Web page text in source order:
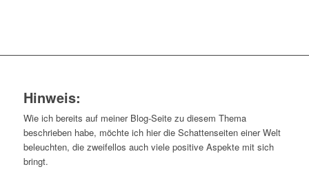
Hinweis:
Wie ich bereits auf meiner Blog-Seite zu diesem Thema
beschrieben habe, möchte ich hier die Schattenseiten einer Welt
beleuchten, die zweifellos auch viele positive Aspekte mit sich
bringt.